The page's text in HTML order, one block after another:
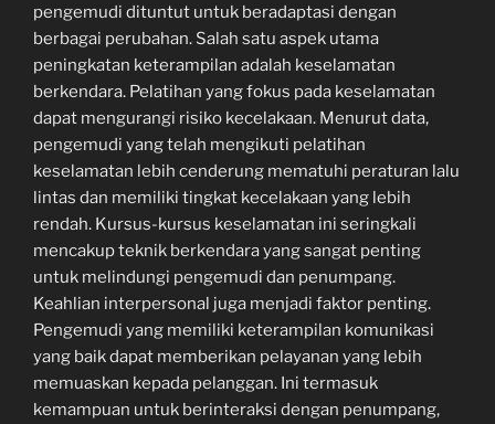
pengemudi dituntut untuk beradaptasi dengan
berbagai perubahan. Salah satu aspek utama
peningkatan keterampilan adalah keselamatan
berkendara. Pelatihan yang fokus pada keselamatan
dapat mengurangi risiko kecelakaan. Menurut data,
pengemudi yang telah mengikuti pelatihan
keselamatan lebih cenderung mematuhi peraturan lalu
lintas dan memiliki tingkat kecelakaan yang lebih
rendah. Kursus-kursus keselamatan ini seringkali
mencakup teknik berkendara yang sangat penting
untuk melindungi pengemudi dan penumpang.
Keahlian interpersonal juga menjadi faktor penting.
Pengemudi yang memiliki keterampilan komunikasi
yang baik dapat memberikan pelayanan yang lebih
memuaskan kepada pelanggan. Ini termasuk
kemampuan untuk berinteraksi dengan penumpang,